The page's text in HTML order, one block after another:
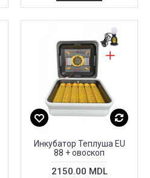
Инкубатор Теплуша EU
88 + овоскоп
2150.00 MDL